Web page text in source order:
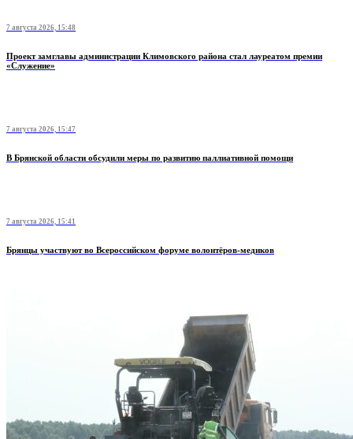
7 августа 2026, 15:48
Проект замглавы администрации Климовского района стал лауреатом премии
«Служение»
7 августа 2026, 15:47
В Брянской области обсудили меры по развитию паллиативной помощи
7 августа 2026, 15:41
Брянцы участвуют во Всероссийском форуме волонтёров-медиков